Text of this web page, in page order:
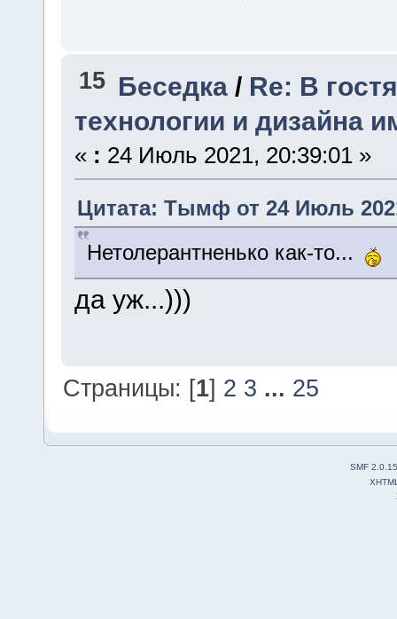
15 Беседка / Re: В
технологии и дизайна
« : 24 Июль 2021, 20:39:01 »
Цитата: Тымф от 24 Июль
Нетолерантненько как-то...
да уж...)))
Страницы: [1] 2 3 ... 25
SMF 2.0.15